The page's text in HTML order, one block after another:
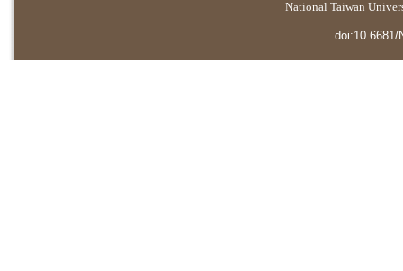
National Taiwan
doi:10.6681/